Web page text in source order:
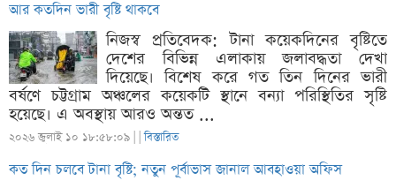
আর কতদিন ভারী বৃষ্টি থাকবে
নিজস্ব প্রতিবেদক: টানা কয়েকদিনের বৃষ্টিতে
দেশের বিভিন্ন এলাকায় জলাবদ্ধতা দেখা
দিয়েছে। বিশেষ করে গত তিন দিনের ভারী
বর্ষণে চট্টগ্রাম অঞ্চলের কয়েকটি স্থানে বন্যা পরিস্থিতির সৃষ্টি
হয়েছে। এ অবস্থায় আরও অন্তত ...
২০২৬ জুলাই ১০ ১৮:৫৮:০৯ | |বিস্তারিত
কত দিন চলবে টানা বৃষ্টি; নতুন পূর্বাভাস জানাল আবহাওয়া অফিস